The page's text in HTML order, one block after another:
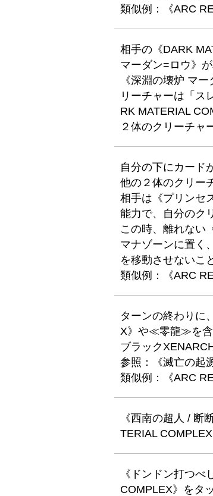
類似例：《ARC
相手の《DARK
マーダン=ロウ》
《深淵の壊炉 マ
リーチャーは「ス
RK MATERIAL
２体のクリーチャ
自分の下にカード
他の２体のクリー
相手は《プリンセ
能力で、自分のク
この時、離れない
マナゾーンに置く
を移動させないこ
類似例：《ARC
ターンの終わりに
X》や≪零龍≫を含
ブラック
参照：《滅亡の起
類似例：《ARC
《西南の超人 / 断
TERIAL
《ドンドン打つ
COMPLEX》をタ